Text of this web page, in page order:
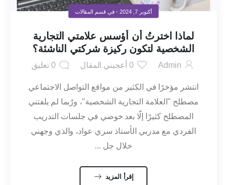
أكتوبر 7, 2024 - في قسم المقالات
لماذا اخترتُ أن أؤسس علامتي التجارية
الشخصية لتكون ركيزة شركتي الناشئة؟
Admin
0أعجبني المقال 0 تعليق
انتشر مؤخرًا في الكثير من مواقع التواصل الاجتماعي
مصطلح "العلامة التجارية الشخصية"، ورُبما لم يلفتني
المصطلح كثيرًا إلّا بعد خوضي في جلسات التدريب
الفردي مع مدربي الأستاذ سري عواد، والذي وجهني
خلال جل ...
إقرأ المزيد